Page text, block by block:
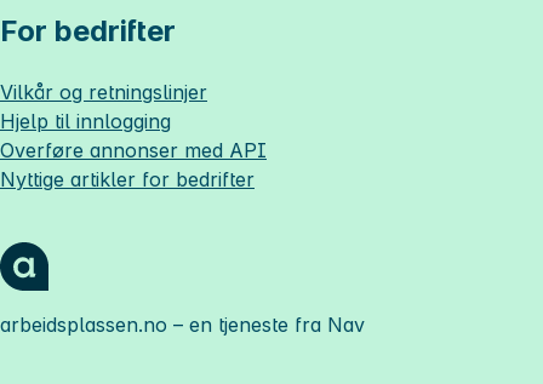
For bedrifter
Vilkår og retningslinjer
Hjelp til innlogging
Overføre annonser med API
Nyttige artikler for bedrifter
arbeidsplassen.no – en tjeneste fra Nav